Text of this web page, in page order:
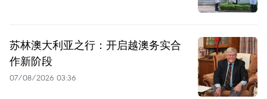
苏林澳大利亚之行：开启越澳务实合
作新阶段
07/08/2026 03:36